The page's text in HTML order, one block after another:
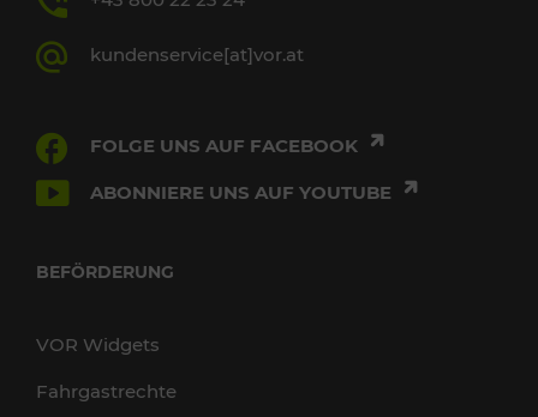
kundenservice[at]vor.at
FOLGE UNS AUF FACEBOOK
ABONNIERE UNS AUF YOUTUBE
BEFÖRDERUNG
VOR Widgets
Fahrgastrechte